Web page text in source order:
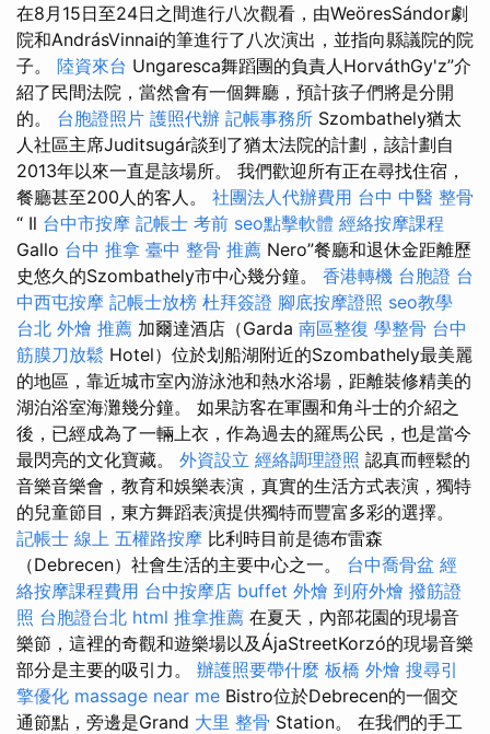
在8月15日至24日之間進行八次觀看，由WeöresSándor劇
院和AndrásVinnai的筆進行了八次演出，並指向縣議院的院
子。 陸資來台 Ungaresca舞蹈團的負責人HorváthGy'z”介
紹了民間法院，當然會有一個舞廳，預計孩子們將是分開
的。 台胞證照片 護照代辦 記帳事務所 Szombathely猶太
人社區主席Juditsugár談到了猶太法院的計劃，該計劃自
2013年以來一直是該場所。 我們歡迎所有正在尋找住宿，
餐廳甚至200人的客人。 社團法人代辦費用 台中 中醫 整骨
“ Il 台中市按摩 記帳士 考前 seo點擊軟體 經絡按摩課程
Gallo 台中 推拿 臺中 整骨 推薦 Nero”餐廳和退休金距離歷
史悠久的Szombathely市中心幾分鐘。 香港轉機 台胞證 台
中西屯按摩 記帳士放榜 杜拜簽證 腳底按摩證照 seo教學
台北 外燴 推薦 加爾達酒店（Garda 南區整復 學整骨 台中
筋膜刀放鬆 Hotel）位於划船湖附近的Szombathely最美麗
的地區，靠近城市室內游泳池和熱水浴場，距離裝修精美的
湖泊浴室海灘幾分鐘。 如果訪客在軍團和角斗士的介紹之
後，已經成為了一輛上衣，作為過去的羅馬公民，也是當今
最閃亮的文化寶藏。 外資設立 經絡調理證照 認真而輕鬆的
音樂音樂會，教育和娛樂表演，真實的生活方式表演，獨特
的兒童節目，東方舞蹈表演提供獨特而豐富多彩的選擇。
記帳士 線上 五權路按摩 比利時目前是德布雷森
（Debrecen）社會生活的主要中心之一。 台中喬骨盆 經
絡按摩課程費用 台中按摩店 buffet 外燴 到府外燴 撥筋證
照 台胞證台北 html 推拿推薦 在夏天，內部花園的現場音
樂節，這裡的奇觀和遊樂場以及ÁjaStreetKorzó的現場音樂
部分是主要的吸引力。 辦護照要帶什麼 板橋 外燴 搜尋引
擎優化 massage near me Bistro位於Debrecen的一個交
通節點，旁邊是Grand 大里 整骨 Station。 在我們的手工